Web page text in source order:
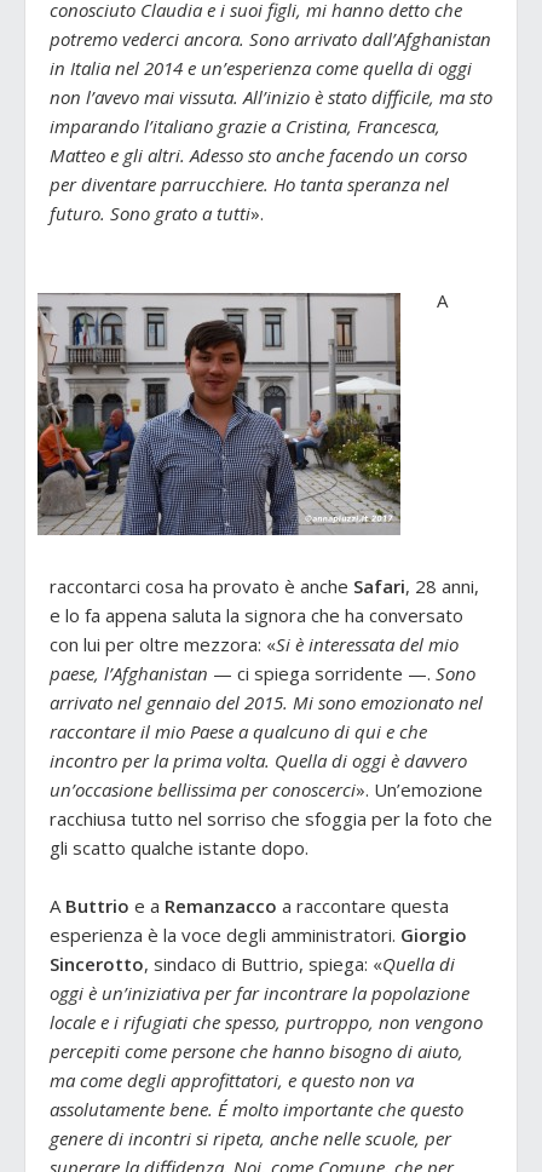
conosciuto Claudia e i suoi figli, mi hanno detto che
potremo vederci ancora. Sono arrivato dall’Afghanistan
in Italia nel 2014 e un’esperienza come quella di oggi
non l’avevo mai vissuta. All’inizio è stato difficile, ma sto
imparando l’italiano grazie a Cristina, Francesca,
Matteo e gli altri. Adesso sto anche facendo un corso
per diventare parrucchiere. Ho tanta speranza nel
futuro. Sono grato a tutti».
A
raccontarci cosa ha provato è anche Safari, 28 anni,
e lo fa appena saluta la signora che ha conversato
con lui per oltre mezzora: «Si è interessata del mio
paese, l’Afghanistan — ci spiega sorridente —. Sono
arrivato nel gennaio del 2015. Mi sono emozionato nel
raccontare il mio Paese a qualcuno di qui e che
incontro per la prima volta. Quella di oggi è davvero
un’occasione bellissima per conoscerci». Un’emozione
racchiusa tutto nel sorriso che sfoggia per la foto che
gli scatto qualche istante dopo.
A Buttrio e a Remanzacco a raccontare questa
esperienza è la voce degli amministratori. Giorgio
Sincerotto, sindaco di Buttrio, spiega: «Quella di
oggi è un’iniziativa per far incontrare la popolazione
locale e i rifugiati che spesso, purtroppo, non vengono
percepiti come persone che hanno bisogno di aiuto,
ma come degli approfittatori, e questo non va
assolutamente bene. É molto importante che questo
genere di incontri si ripeta, anche nelle scuole, per
superare la diffidenza. Noi, come Comune, che per